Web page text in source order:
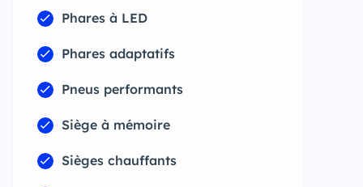
Phares à LED
Phares adaptatifs
Pneus performants
Siège à mémoire
Sièges chauffants